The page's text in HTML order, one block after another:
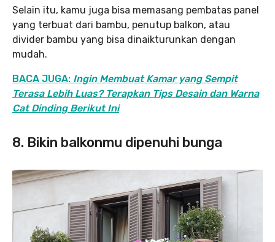
Selain itu, kamu juga bisa memasang pembatas panel
yang terbuat dari bambu, penutup balkon, atau
divider bambu yang bisa dinaikturunkan dengan
mudah.
BACA JUGA: Ingin Membuat Kamar yang Sempit
Terasa Lebih Luas? Terapkan Tips Desain dan Warna
Cat Dinding Berikut Ini
8. Bikin balkonmu dipenuhi bunga